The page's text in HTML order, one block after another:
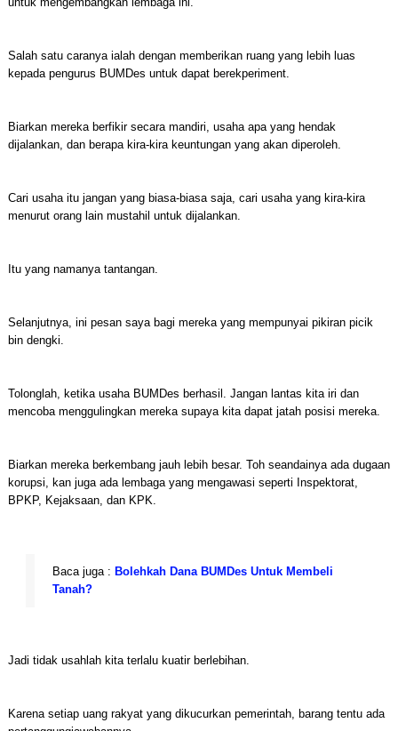
Salah satu caranya ialah dengan memberikan ruang yang lebih luas
kepada pengurus BUMDes untuk dapat berekperiment.
Biarkan mereka berfikir secara mandiri, usaha apa yang hendak
dijalankan, dan berapa kira-kira keuntungan yang akan diperoleh.
Cari usaha itu jangan yang biasa-biasa saja, cari usaha yang kira-kira
menurut orang lain mustahil untuk dijalankan.
Itu yang namanya tantangan.
Selanjutnya, ini pesan saya bagi mereka yang mempunyai pikiran picik
bin dengki.
Tolonglah, ketika usaha BUMDes berhasil. Jangan lantas kita iri dan
mencoba menggulingkan mereka supaya kita dapat jatah posisi mereka.
Biarkan mereka berkembang jauh lebih besar. Toh seandainya ada dugaan
korupsi, kan juga ada lembaga yang mengawasi seperti Inspektorat,
BPKP, Kejaksaan, dan KPK.
Baca juga : Bolehkah Dana BUMDes Untuk Membeli
Tanah?
Jadi tidak usahlah kita terlalu kuatir berlebihan.
Karena setiap uang rakyat yang dikucurkan pemerintah, barang tentu ada